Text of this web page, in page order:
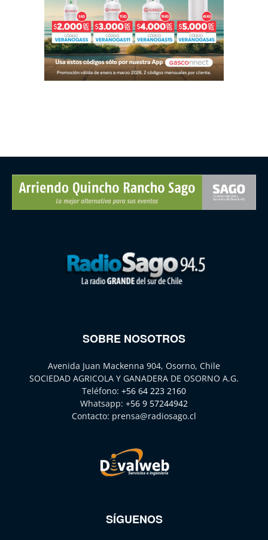
SOBRE NOSOTROS
Avenida Juan Mackenna 904, Osorno, Chile
SOCIEDAD AGRICOLA Y GANADERA DE OSORNO A.G.
Teléfono: +56 64 223 2160
Whatsapp: +56 9 57244942
Contacto: prensa@radiosago.cl
SÍGUENOS